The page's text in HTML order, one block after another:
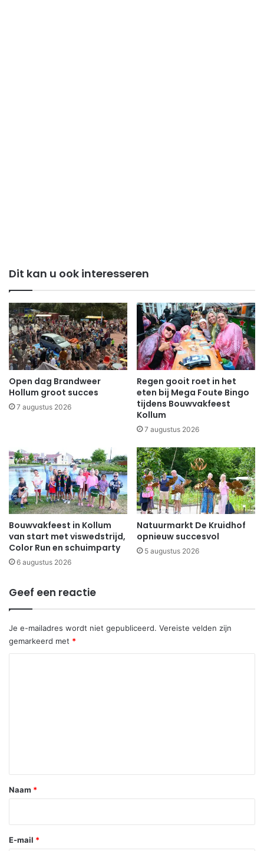
Dit kan u ook interesseren
Open dag Brandweer
Hollum groot succes
7 augustus 2026
Regen gooit roet in het
eten bij Mega Foute Bingo
tijdens Bouwvakfeest
Kollum
7 augustus 2026
Bouwvakfeest in Kollum
van start met viswedstrijd,
Color Run en schuimparty
6 augustus 2026
Natuurmarkt De Kruidhof
opnieuw succesvol
5 augustus 2026
Geef een reactie
Je e-mailadres wordt niet gepubliceerd. Vereiste velden zijn
gemarkeerd met *
*
Naam *
E-mail *